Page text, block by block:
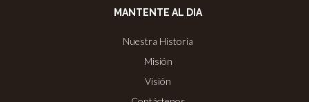
MANTENTE AL DIA
Nuestra Historia
Misión
Visión